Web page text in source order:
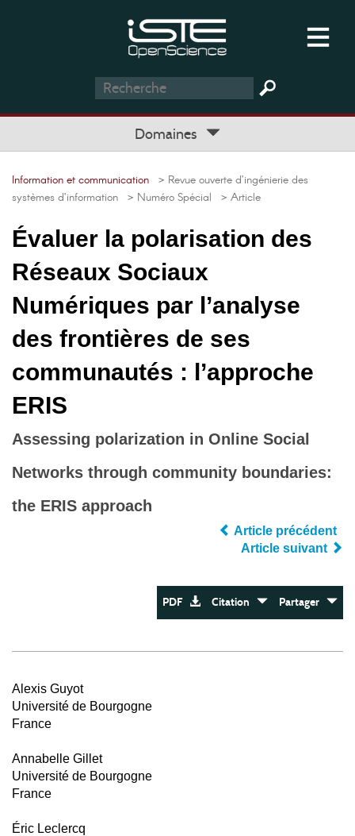
Domaines
Information et communication > Revue ouverte d’ingénierie des
systèmes d’information > Numéro Spécial > Article
Évaluer la polarisation des
Réseaux Sociaux
Numériques par l’analyse
des frontières de ses
communautés : l’approche
ERIS
Assessing polarization in Online Social
Networks through community boundaries:
the ERIS approach
Article précédent
Article suivant
PDF Citation Partager
Alexis Guyot
Université de Bourgogne
France
Annabelle Gillet
Université de Bourgogne
France
Éric Leclercq